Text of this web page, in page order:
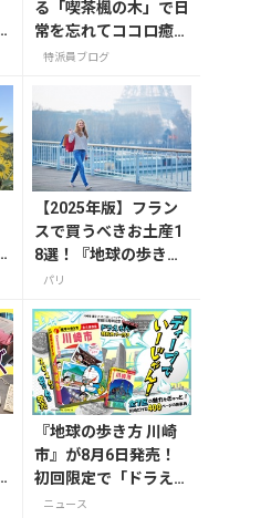
る「喫茶楓の木」で日
常を忘れてココロ癒さ
れる至福の時間。
特派員ブログ
【2025年版】フラン
スで買うべきお土産1
8選！『地球の歩き
方』編集者おすすめの
介
パリ
『地球の歩き方 川崎
市』が8月6日発売！
初回限定で「ドラえも
ん」描き下ろし特別カ
ニュース